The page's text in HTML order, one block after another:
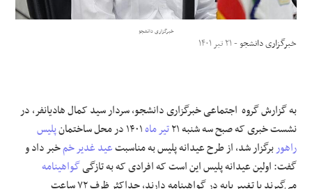
علوم و فن آوری
فرهنگی و هنری
خبرگزاری دانشجو
خبرگزاری دانشجو- ۲۱ تیر ۱۴۰۱
به گزارش گروه اجتماعی خبرگزاری دانشجو، سردار سید کمال هادیانفر، در
نشست خبری که صبح سه شنبه ۲۱
تیر ماه
پلیس
راهوربرگزار شد، از طرح عیدانه پلیس به مناسبتعید غدیر خمخبر داد و
گفت: اولین عیدانه پلیس این است که افرادی که به تازگیگواهینامه
می‌گیرند یا تغییر پایه در گواهینامه دارند، حداکثر ظرف ۷۲ ساعت